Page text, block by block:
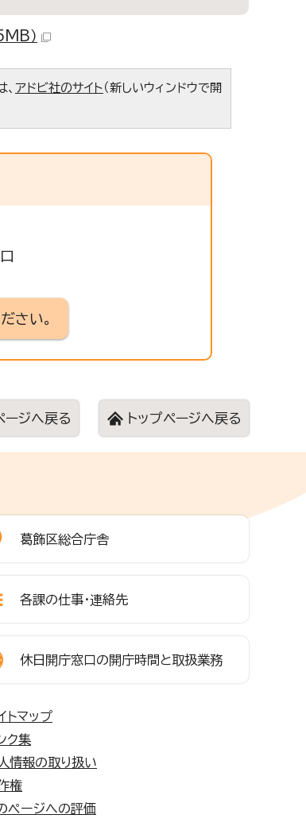
）
アドビ社のサイト（新しいウィンドウで開
さい。
ージへ戻る トップページへ戻る
葛飾区総合庁舎
各課の仕事・連絡先
休日開庁窓口の開庁時間と取扱業務
トマップ
ク集
情報の取り扱い
権
ページへの評価